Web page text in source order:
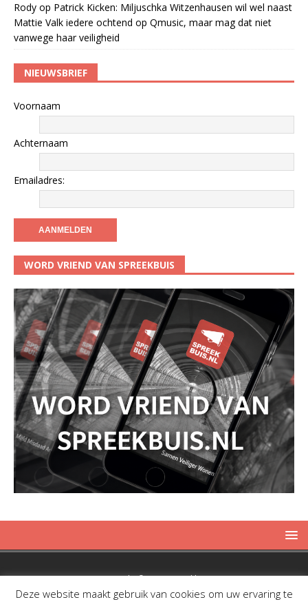
Rody op Patrick Kicken: Miljuschka Witzenhausen wil wel naast
Mattie Valk iedere ochtend op Qmusic, maar mag dat niet
vanwege haar veiligheid
NIEUWSBRIEF
Voornaam
Achternaam
Emailadres:
WORD VRIEND VAN SPREEKBUIS
Copyright © 2019 Spreekbuis
Deze website maakt gebruik van cookies om uw ervaring te